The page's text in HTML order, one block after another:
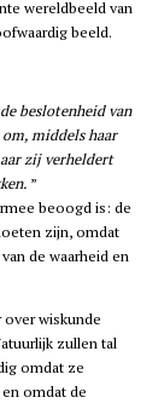
wereldbeeld van
beeld.
beslotenheid van
middels haar
zij verheldert
beoogd is: de
zijn, omdat
de waarheid en
wiskunde
zullen tal
omdat ze
omdat de